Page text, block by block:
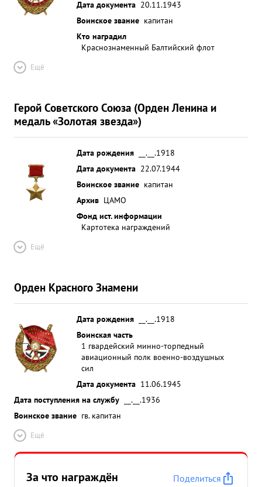
Дата документа 20.11.1943
Воинское звание капитан
Кто наградил
Краснознаменный Балтийский флот
Ещё
Герой Советского Союза (Орден Ленина и
медаль «Золотая звезда»)
Дата рождения
__.__.1918
Дата документа 22.07.1944
Воинское звание капитан
Архив ЦАМО
Фонд ист. информации
Картотека награждений
Ещё
Орден Красного Знамени
Дата рождения
__.__.1918
Воинская часть
1 гвардейский минно-торпедный
авиационный полк военно-воздушных
сил
Дата документа 11.06.1945
Дата поступления на службу
__.__.1936
Воинское звание гв. капитан
Ещё
За что награждён
Поделиться